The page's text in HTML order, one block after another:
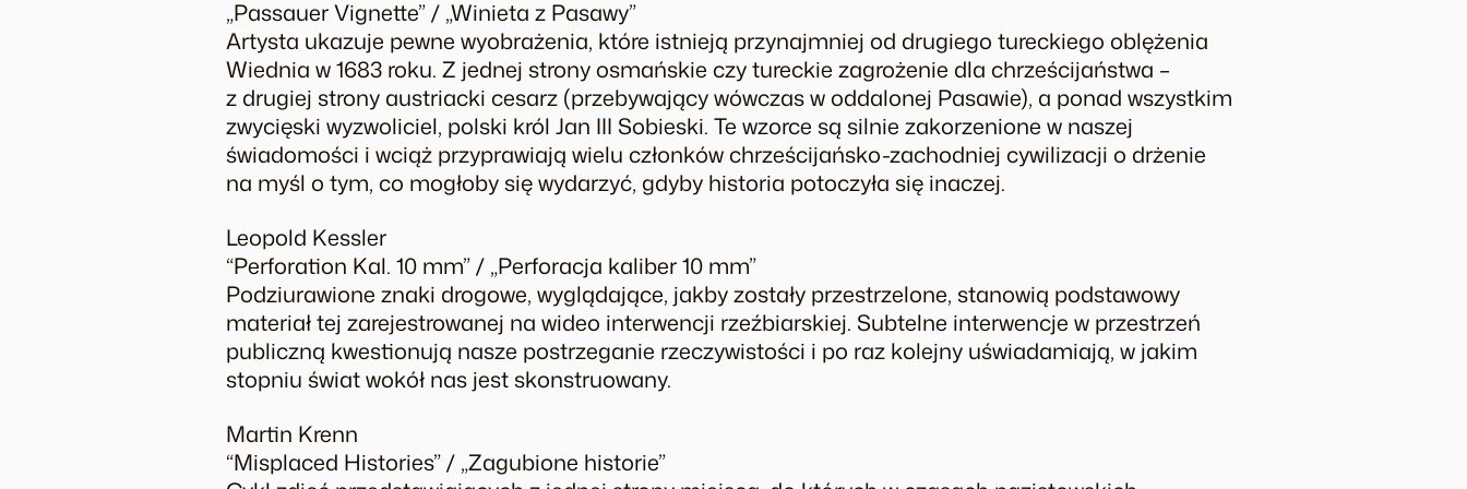
„Passauer Vignette” / „Winieta z Pasawy”
Artysta ukazuje pewne wyobrażenia, które istnieją przynajmniej od drugiego tureckiego oblężenia
Wiednia w 1683 roku. Z jednej strony osmańskie czy tureckie zagrożenie dla chrześcijaństwa –
z drugiej strony austriacki cesarz (przebywający wówczas w oddalonej Pasawie), a ponad wszystkim
zwycięski wyzwoliciel, polski król Jan III Sobieski. Te wzorce są silnie zakorzenione w naszej
świadomości i wciąż przyprawiają wielu członków chrześcijańsko-zachodniej cywilizacji o drżenie
na myśl o tym, co mogłoby się wydarzyć, gdyby historia potoczyła się inaczej.
Leopold Kessler
“Perforation Kal. 10 mm” / „Perforacja kaliber 10 mm”
Podziurawione znaki drogowe, wyglądające, jakby zostały przestrzelone, stanowią podstawowy
materiał tej zarejestrowanej na wideo interwencji rzeźbiarskiej. Subtelne interwencje w przestrzeń
publiczną kwestionują nasze postrzeganie rzeczywistości i po raz kolejny uświadamiają, w jakim
stopniu świat wokół nas jest skonstruowany.
Martin Krenn
“Misplaced Histories” / „Zagubione historie”